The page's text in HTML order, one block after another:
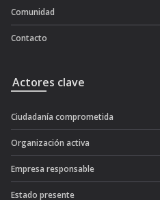
Comunidad
Contacto
Actores clave
Ciudadanía comprometida
Organización activa
Empresa responsable
Estado presente